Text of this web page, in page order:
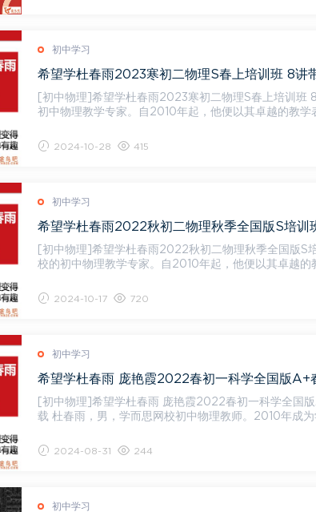
初中学习
希望学杜春雨2023寒初二物理S春上培训班 8讲
[初中物理]希望学杜春雨2023寒初二物理S春上培训班 8讲带讲义 杜春雨老师，
初中物理教学专家。自2010年起，他便以其卓越的教学
2024-10-28 415
初中学习
希望学杜春雨2022秋初二物理秋季全国版S培训
[初中物理]希望学杜春雨2022秋初二物理秋季全国版S培训班 26讲完结
校的初中物理教学专家。自2010年起，他便以其卓越
2024-10-17 720
初中学习
[初中物理]希望学杜春雨 庞艳霞2022春初一科学全国
载 杜春雨，男，学而思网校初中物理教师。2010年成为学而思网校优秀教师，并主编出版《一
2024-08-31 244
初中学习